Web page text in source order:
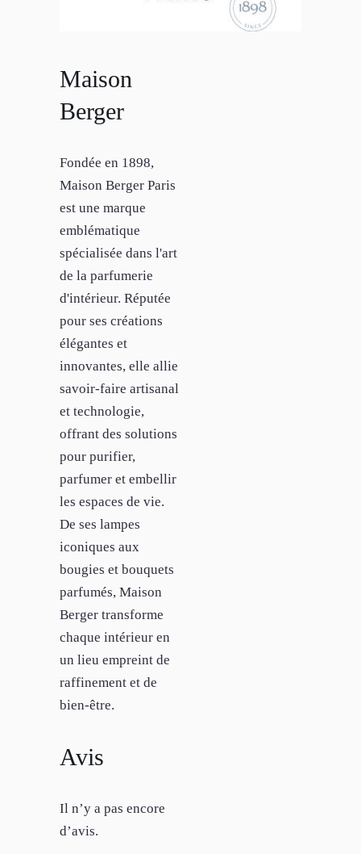
Maison
Berger
Fondée en 1898,
Maison Berger Paris
est une marque
emblématique
spécialisée dans l'art
de la parfumerie
d'intérieur. Réputée
pour ses créations
élégantes et
innovantes, elle allie
savoir-faire artisanal
et technologie,
offrant des solutions
pour purifier,
parfumer et embellir
les espaces de vie.
De ses lampes
iconiques aux
bougies et bouquets
parfumés, Maison
Berger transforme
chaque intérieur en
un lieu empreint de
raffinement et de
bien-être.
Avis
Il n’y a pas encore
d’avis.